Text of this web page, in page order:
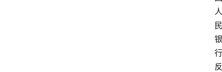
人
民
银
行
反